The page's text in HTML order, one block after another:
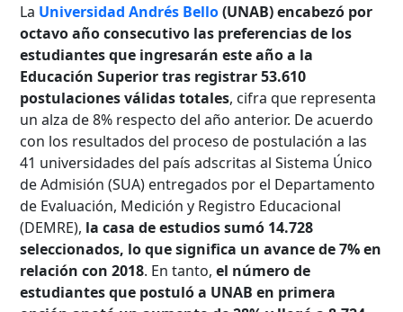
La Universidad Andrés Bello(UNAB) encabezó por
octavo año consecutivo las preferencias de los
estudiantes que ingresarán este año a la
Educación Superior tras registrar 53.610
postulaciones válidas totales, cifra que representa
un alza de 8% respecto del año anterior. De acuerdo
con los resultados del proceso de postulación a las
41 universidades del país adscritas al Sistema Único
de Admisión (SUA) entregados por el Departamento
de Evaluación, Medición y Registro Educacional
(DEMRE), la casa de estudios sumó 14.728
seleccionados, lo que significa un avance de 7% en
relación con 2018. En tanto,el número de
estudiantes que postuló a UNAB en primera